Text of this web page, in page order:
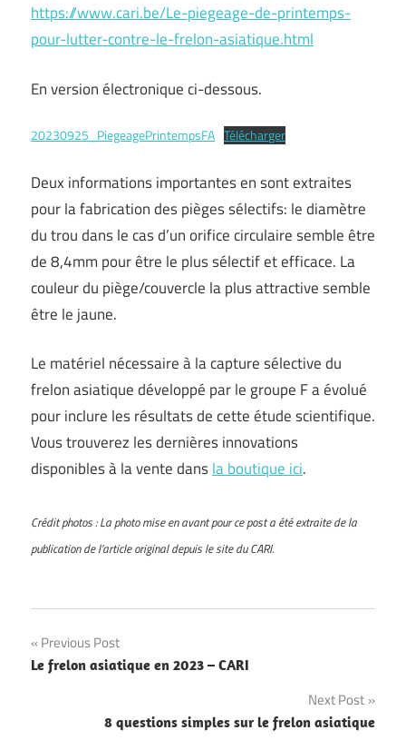
https://www.cari.be/Le-piegeage-de-printemps-
pour-lutter-contre-le-frelon-asiatique.html
En version électronique ci-dessous.
20230925_PiegeagePrintempsFA Télécharger
Deux informations importantes en sont extraites
pour la fabrication des pièges sélectifs: le diamètre
du trou dans le cas d’un orifice circulaire semble être
de 8,4mm pour être le plus sélectif et efficace. La
couleur du piège/couvercle la plus attractive semble
être le jaune.
Le matériel nécessaire à la capture sélective du
frelon asiatique développé par le groupe F a évolué
pour inclure les résultats de cette étude scientifique.
Vous trouverez les dernières innovations
disponibles à la vente dansla boutique ici.
Crédit photos : La photo mise en avant pour ce post a été extraite de la
publication de l’article original depuis le site du CARI.
Navigation
de
l’article
Previous Post
Le frelon asiatique en 2023 – CARI
Next Post
8 questions simples sur le frelon asiatique